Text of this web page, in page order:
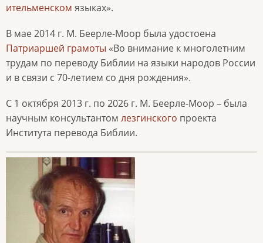
ительменском языках».
В мае 2014 г. М. Беерле-Моор была удостоена
Патриаршей грамоты «Во внимание к многолетним
трудам по переводу Библии на языки народов России
и в связи с 70-летием со дня рождения».
С 1 октября 2013 г. по 2026 г. М. Беерле-Моор – была
научным консультантом лезгинского проекта
Института перевода Библии.